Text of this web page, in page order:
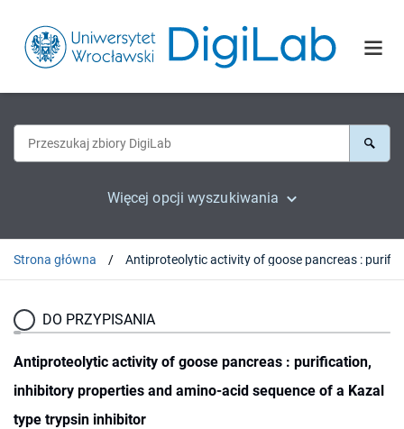
Więcej opcji wyszukiwania
Strona główna
DO PRZYPISANIA
Antiproteolytic activity of goose pancreas : purification,
inhibitory properties and amino-acid sequence of a Kazal
type trypsin inhibitor